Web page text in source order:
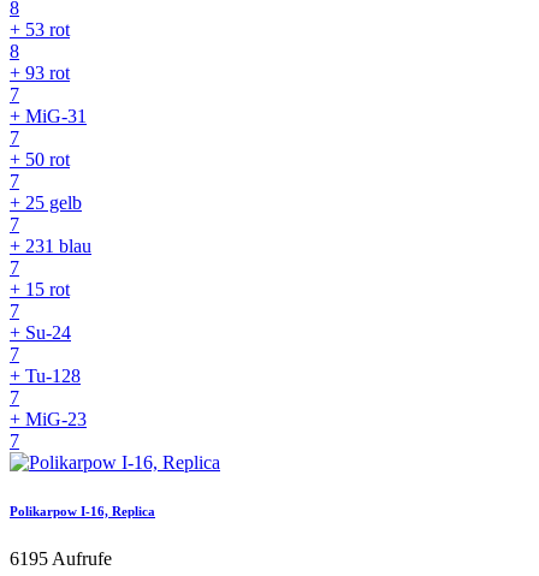
8
+ 53 rot
8
+ 93 rot
7
+ MiG-31
7
+ 50 rot
7
+ 25 gelb
7
+ 231 blau
7
+ 15 rot
7
+ Su-24
7
+ Tu-128
7
+ MiG-23
7
Polikarpow I-16, Replica
6195 Aufrufe